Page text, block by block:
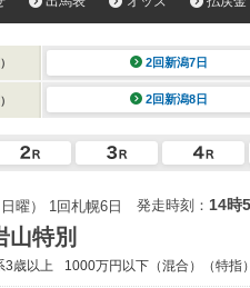
2回新潟7日
2回新潟8日
曜） 1回札幌6日 発走時刻： 14時
山特別
3歳以上 1000万円以下 （混合）（特指